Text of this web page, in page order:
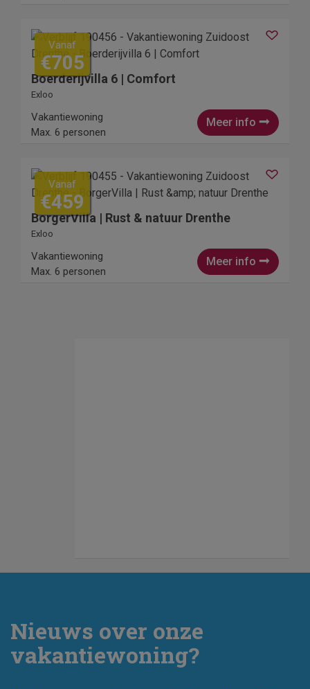
Vanaf
€705
Boerderijvilla 6 | Comfort
Exloo
Meer info
Vakantiewoning
Max. 6 personen
Vanaf
€459
BorgerVilla | Rust & natuur Drenthe
Exloo
Meer info
Vakantiewoning
Max. 6 personen
Nieuws over onze
vakantiewoning?